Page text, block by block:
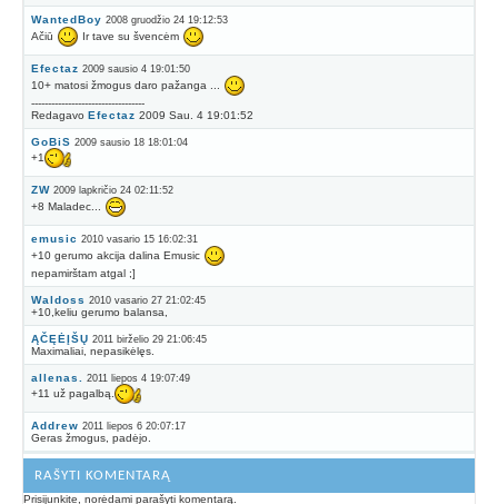
WantedBoy 2008 gruodžio 24 19:12:53
Ačiū Ir tave su švencėm
Efectaz 2009 sausio 4 19:01:50
10+ matosi žmogus daro pažanga ...
----------------------------------
Redagavo Efectaz 2009 Sau. 4 19:01:52
GoBiS 2009 sausio 18 18:01:04
+1
ZW 2009 lapkričio 24 02:11:52
+8 Maladec...
emusic 2010 vasario 15 16:02:31
+10 gerumo akcija dalina Emusic
nepamirštam atgal ;]
Waldoss 2010 vasario 27 21:02:45
+10,keliu gerumo balansa,
ĄČĘĖĮŠŲ 2011 birželio 29 21:06:45
Maximaliai, nepasikėlęs.
allenas. 2011 liepos 4 19:07:49
+11 už pagalbą.
Addrew 2011 liepos 6 20:07:17
Geras žmogus, padėjo.
RAŠYTI KOMENTARĄ
Prisijunkite, norėdami parašyti komentarą.